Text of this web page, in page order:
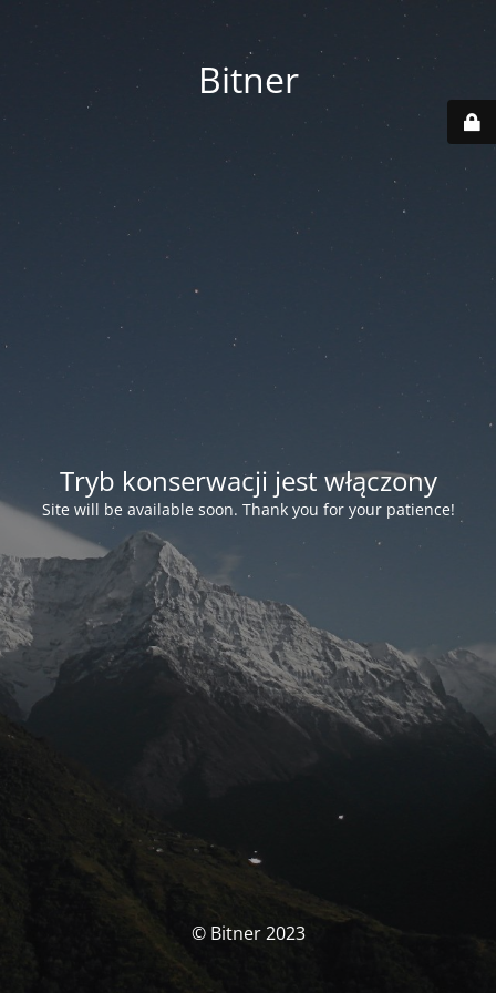
Bitner
Tryb konserwacji jest włączony
Site will be available soon. Thank you for your patience!
© Bitner 2023